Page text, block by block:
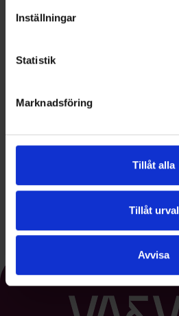
Inställningar
Statistik
Marknadsföring
Tillåt alla
Tillåt urval
Avvisa
Se alla